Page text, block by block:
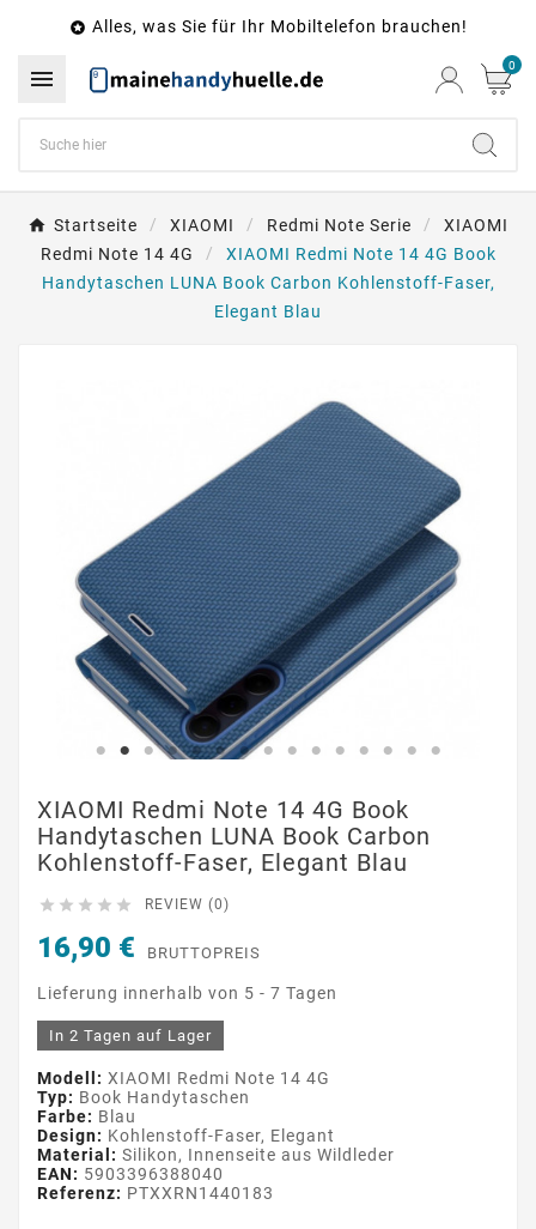
 Alles, was Sie für Ihr Mobiltelefon brauchen!
 0
Startseite XIAOMI Redmi Note Serie
XIAOMI
Redmi Note 14 4G
XIAOMI Redmi Note 14 4G Book
Handytaschen LUNA Book Carbon Kohlenstoff-Faser,
Elegant Blau
XIAOMI Redmi Note 14 4G Book
Handytaschen LUNA Book Carbon
Kohlenstoff-Faser, Elegant Blau
     REVIEW (0)
16,90 € BRUTTOPREIS
Lieferung innerhalb von 5 - 7 Tagen
In 2 Tagen auf Lager
Modell: XIAOMI Redmi Note 14 4G
Typ: Book Handytaschen
Farbe: Blau
Design: Kohlenstoff-Faser, Elegant
Material: Silikon, Innenseite aus Wildleder
EAN: 5903396388040
Referenz: PTXXRN1440183